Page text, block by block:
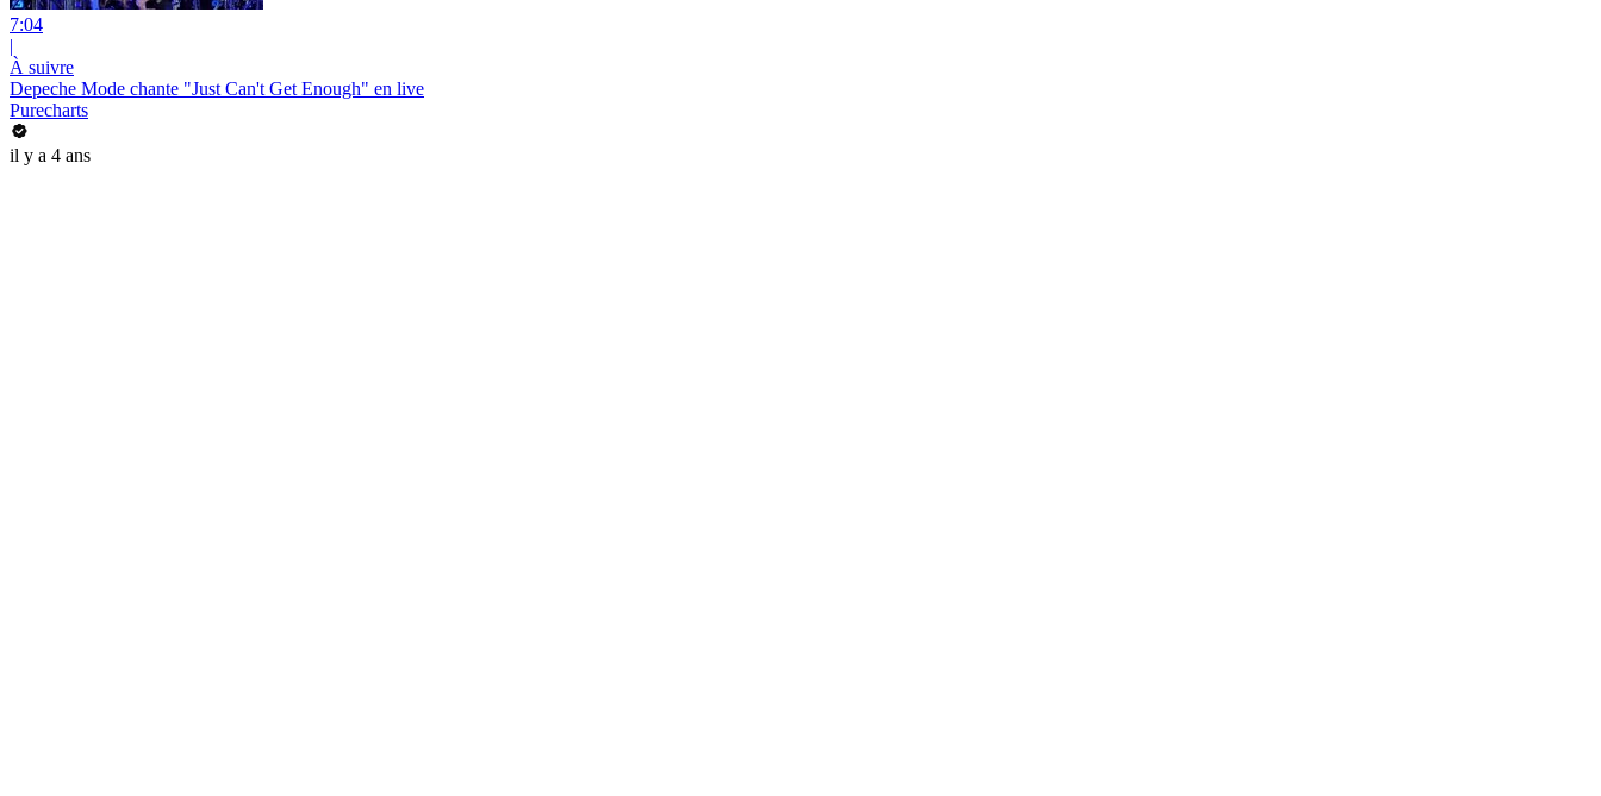
7:04
|
À suivre
Depeche Mode chante "Just Can't Get Enough" en live
Purecharts
il y a 4 ans